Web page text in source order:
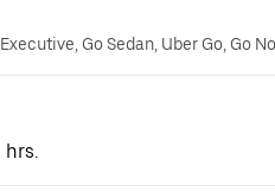
Go Sedan, Uber Go, Go
hrs.